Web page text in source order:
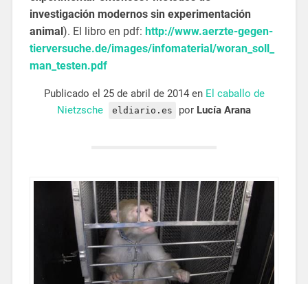
investigación modernos sin experimentación
animal). El libro en pdf: http://www.aerzte-gegen-
tierversuche.de/images/infomaterial/woran_soll_
man_testen.pdf
Publicado el 25 de abril de 2014 en El caballo de
Nietzsche
eldiario.es por Lucía Arana